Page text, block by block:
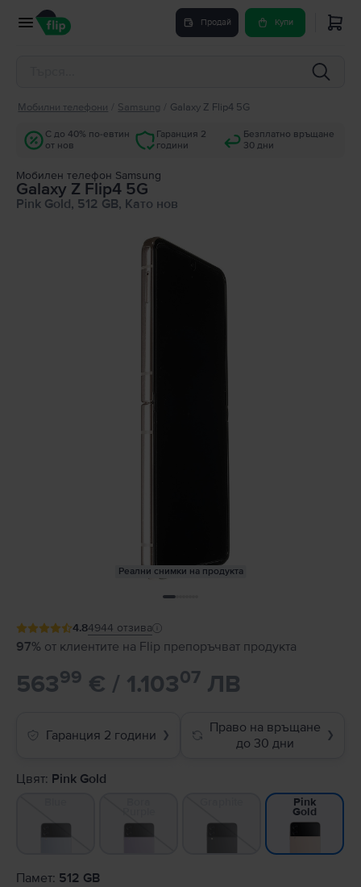
Продай Купи
Мобилни телефони Samsung Galaxy Z Flip4 5G
С до 40% по-евтин
от нов
Гаранция 2
години
Безплатно връщане
30 дни
Мобилен телефон Samsung
Galaxy Z Flip4 5G
Pink Gold, 512 GB, Като нов
Реални снимки на продукта
4.84944 отзива
97% от клиентите на Flip препоръчват продукта
56399 € / 1.10307 ЛВ
Гаранция 2 години ❯
Право на връщане
до 30 дни
❯
Цвят: Pink Gold
Pink
Gold
Памет: 512 GB